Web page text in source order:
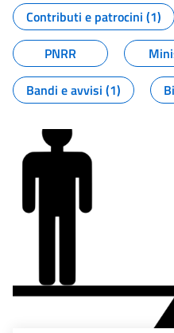
Contributi e patrocini (1)
PNRR
Bandi e avvisi (1)